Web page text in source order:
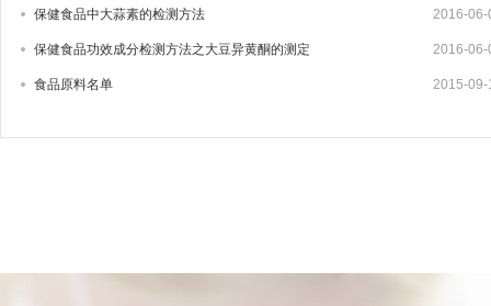
干燥等3个步骤在密闭容器内一次完成的新型制粒技术，可大大减少辅料量，制
出的颗粒大小均匀，效果好。1959年，美国威斯康星州的Wurster博士首先提出
于20世纪80年代相...
保健食品中大蒜素的检测方法 2016-06-
保健食品功效成分检测方法之大豆异黄酮的测定 2016-06-
食品原料名单 2015-09-